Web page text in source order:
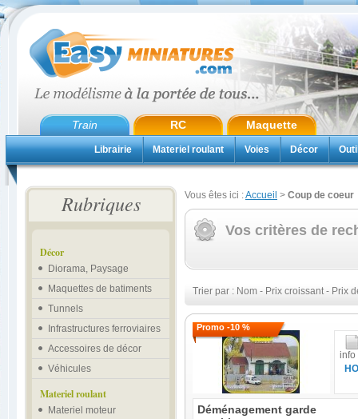
Train RC Maquette
Librairie Materiel roulant Voies Décor
Rubriques
Décor
Diorama, Paysage
Maquettes de batiments
Tunnels
Infrastructures ferroviaires
Accessoires de décor
Véhicules
Materiel roulant
Materiel moteur
Vous êtes ici :Accueil > Coup de coeur
Vos critères de
Trier par : Nom - Prix croissant- Prix
Promo -10 %
info
HO
Déménagement garde